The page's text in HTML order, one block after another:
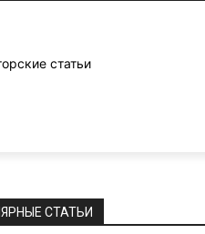
статьи
СТАТЬИ